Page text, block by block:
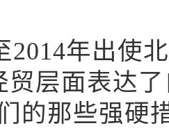
年出使北
贸层面表达
的那些强硬